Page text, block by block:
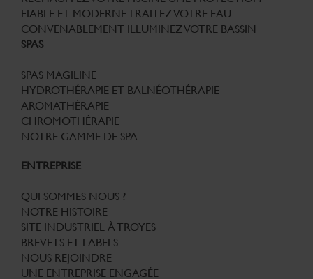
FIABLE ET MODERNETRAITEZ VOTRE EAU
CONVENABLEMENT ILLUMINEZ VOTRE BASSIN
SPAS
SPAS MAGILINE
HYDROTHÉRAPIE ET BALNÉOTHÉRAPIE
AROMATHÉRAPIE
CHROMOTHÉRAPIE
NOTRE GAMME DE SPA
ENTREPRISE
QUI SOMMES NOUS ?
NOTRE HISTOIRE
SITE INDUSTRIEL À TROYES
BREVETS ET LABELS
NOUS REJOINDRE
UNE ENTREPRISE ENGAGÉE